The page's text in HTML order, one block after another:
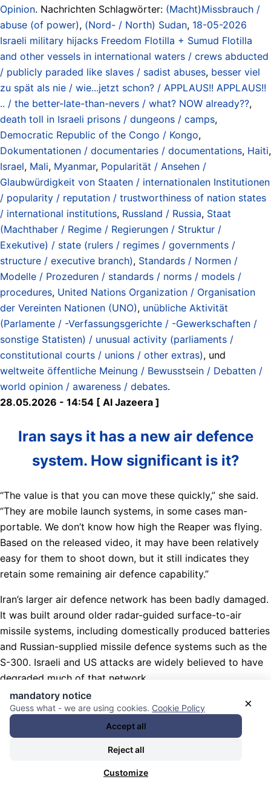
Opinion. Nachrichten Schlagwörter: (Macht)Missbrauch /
abuse (of power), (Nord- / North) Sudan, 18-05-2026
Israeli military hijacks Freedom Flotilla + Sumud Flotilla
and other vessels in international waters / crews abducted
/ publicly paraded like slaves / sadist abuses, besser viel
zu spät als nie / wie...jetzt schon? / APPLAUS!! APPLAUS!!
.. / the better-late-than-nevers / what? NOW already??,
death toll in Israeli prisons / dungeons / camps,
Democratic Republic of the Congo / Kongo,
Dokumentationen / documentaries / documentations, Haiti,
Israel, Mali, Myanmar, Popularität / Ansehen /
Glaubwürdigkeit von Staaten / internationalen Institutionen
/ popularity / reputation / trustworthiness of nation states
/ international institutions, Russland / Russia, Staat
(Machthaber / Regime / Regierungen / Struktur /
Exekutive) / state (rulers / regimes / governments /
structure / executive branch), Standards / Normen /
Modelle / Prozeduren / standards / norms / models /
procedures, United Nations Organization / Organisation
der Vereinten Nationen (UNO), unübliche Aktivität
(Parlamente / -Verfassungsgerichte / -Gewerkschaften /
sonstige Statisten) / unusual activity (parliaments /
constitutional courts / unions / other extras), und
weltweite öffentliche Meinung / Bewusstsein / Debatten /
world opinion / awareness / debates.
28.05.2026 - 14:54 [ Al Jazeera ]
Iran says it has a new air defence
system. How significant is it?
“The value is that you can move these quickly,” she said.
“They are mobile launch systems, in some cases man-
portable. We don’t know how high the Reaper was flying.
Based on the released video, it may have been relatively
easy for them to shoot down, but it still indicates they
retain some remaining air defence capability.”
Iran’s larger air defence network has been badly damaged.
It was built around older radar-guided surface-to-air
missile systems, including domestically produced batteries
and Russian-supplied missile defence systems such as the
S-300. Israeli and US attacks are widely believed to have
degraded much of that network.
Nachrichten Kategorie:
Weltöffentlichkeit / World Public
Opinion
(Luftfahrzeuge / Raketen / Orbit / Weltraumobjekte) /
shotdowns (aircrafts / missiles / orbit / space objects)
×
mandatory notice
Guess what - we are using cookies. Cookie Policy
Accept all
Reject all
Customize